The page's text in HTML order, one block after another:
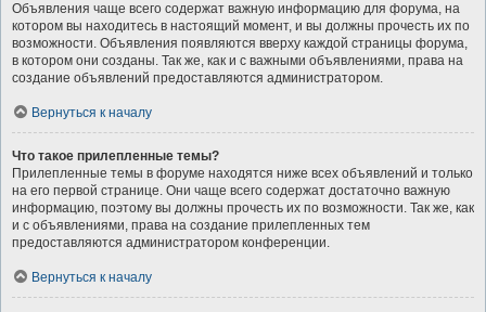
Объявления чаще всего содержат важную информацию для форума, на
котором вы находитесь в настоящий момент, и вы должны прочесть их по
возможности. Объявления появляются вверху каждой страницы форума,
в котором они созданы. Так же, как и с важными объявлениями, права на
создание объявлений предоставляются администратором.
Вернуться к началу
Что такое прилепленные темы?
Прилепленные темы в форуме находятся ниже всех объявлений и только
на его первой странице. Они чаще всего содержат достаточно важную
информацию, поэтому вы должны прочесть их по возможности. Так же, как
и с объявлениями, права на создание прилепленных тем
предоставляются администратором конференции.
Вернуться к началу